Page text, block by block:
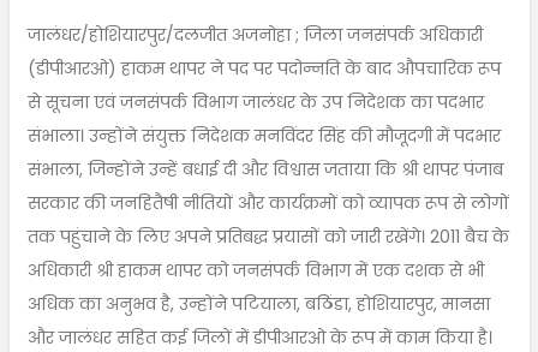
जालंधर/होशियारपुर/दलजीत अजनोहा ; जिला जनसंपर्क अधिकारी
(डीपीआरओ) हाकम थापर ने पद पर पदोन्नति के बाद औपचारिक रूप
से सूचना एवं जनसंपर्क विभाग जालंधर के उप निदेशक का पदभार
संभाला। उन्होंने संयुक्त निदेशक मनविंदर सिंह की मौजूदगी में पदभार
संभाला, जिन्होंने उन्हें बधाई दी और विश्वास जताया कि श्री थापर पंजाब
सरकार की जनहितैषी नीतियों और कार्यक्रमों को व्यापक रूप से लोगों
तक पहुंचाने के लिए अपने प्रतिबद्ध प्रयासों को जारी रखेंगे। 2011 बैच के
अधिकारी श्री हाकम थापर को जनसंपर्क विभाग में एक दशक से भी
अधिक का अनुभव है, उन्होंने पटियाला, बठिंडा, होशियारपुर, मानसा
और जालंधर सहित कई जिलों में डीपीआरओ के रूप में काम किया है।